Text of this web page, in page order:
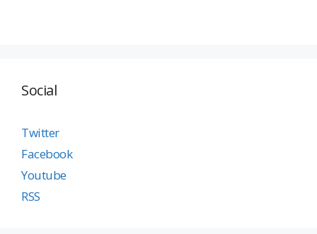
Social
Twitter
Facebook
Youtube
RSS